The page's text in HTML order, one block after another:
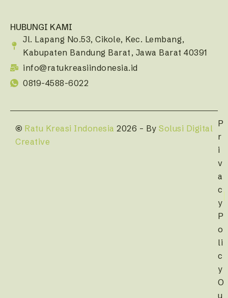
HUBUNGI KAMI
Jl. Lapang No.53, Cikole, Kec. Lembang,
Kabupaten Bandung Barat, Jawa Barat 40391
info@ratukreasiindonesia.id
0819-4588-6022
© Ratu Kreasi Indonesia 2026 – By Solusi Digital
Creative
P
r
i
v
a
c
y
P
o
li
c
y
O
u